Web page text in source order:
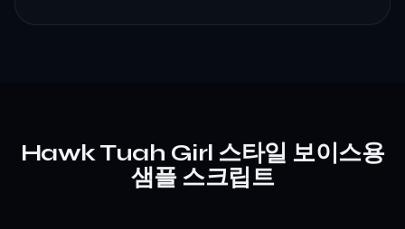
Hawk Tuah Girl 스타일 보이스용
샘플 스크립트